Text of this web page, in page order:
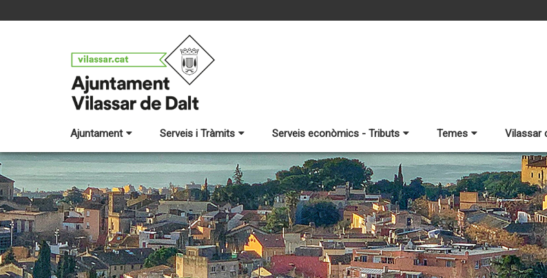
Ajuntament Serveis i Tràmits Serveis econòmics - Tributs Temes Vilassar